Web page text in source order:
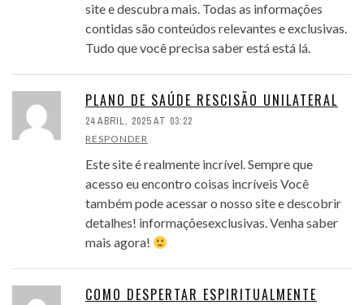
site e descubra mais. Todas as informações
contidas são conteúdos relevantes e exclusivas.
Tudo que você precisa saber está está lá.
PLANO DE SAÚDE RESCISÃO UNILATERAL
24 ABRIL, 2025 AT 03:22
RESPONDER
Este site é realmente incrível. Sempre que
acesso eu encontro coisas incríveis Você
também pode acessar o nosso site e descobrir
detalhes! informaçõesexclusivas. Venha saber
mais agora!
COMO DESPERTAR ESPIRITUALMENTE